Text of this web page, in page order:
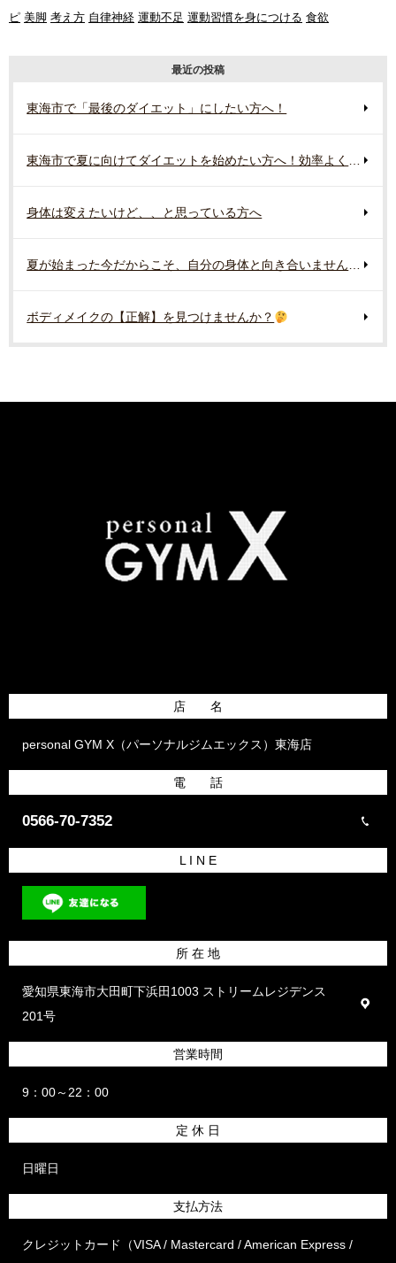
ピ 美脚 考え方 自律神経 運動不足 運動習慣を身につける 食欲
最近の投稿
東海市で「最後のダイエット」にしたい方へ！
身体は変えたいけど、、と思っている方へ
ボディメイクの【正解】を見つけませんか？
店 名
personal GYM X（パーソナルジムエックス）東海店
電 話
0566-70-7352
L I N E
所 在 地
愛知県東海市大田町下浜田1003 ストリームレジデンス
201号
営業時間
9：00～22：00
定 休 日
日曜日
支払方法
クレジットカード（VISA / Mastercard / American Express /